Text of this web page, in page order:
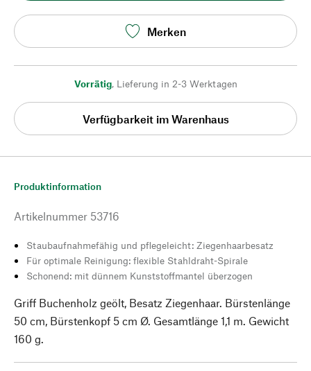
Merken
Vorrätig, Lieferung in 2-3 Werktagen
Verfügbarkeit im Warenhaus
Produktinformation
Artikelnummer 53716
Staubaufnahmefähig und pflegeleicht: Ziegenhaarbesatz
Für optimale Reinigung: flexible Stahldraht-Spirale
Schonend: mit dünnem Kunststoffmantel überzogen
Griff Buchenholz geölt, Besatz Ziegenhaar. Bürstenlänge
50 cm, Bürstenkopf 5 cm Ø. Gesamtlänge 1,1 m. Gewicht
160 g.